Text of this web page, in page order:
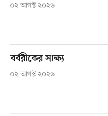
০২ আগস্ট ২০২৬
বর্বরীকের সাক্ষ্য
০২ আগস্ট ২০২৬